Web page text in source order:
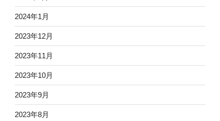
2024年1月
2023年12月
2023年11月
2023年10月
2023年9月
2023年8月